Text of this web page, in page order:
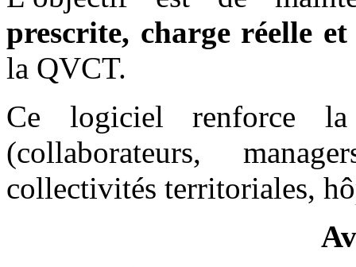
prescrite, charge réelle
la QVCT.
Ce logiciel renforce
(collaborateurs,
collectivités territoriales,